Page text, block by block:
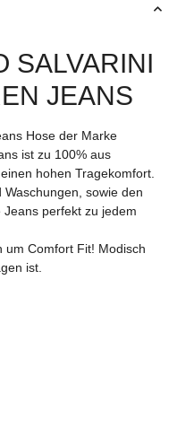
SALVARINI
JEANS
Hose der Marke
ist zu 100% aus
hohen Tragekomfort.
sowie den
perfekt zu jedem
um Comfort Fit! Modisch
ist.